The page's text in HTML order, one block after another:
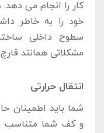
کار را انجام می
خود را به خاطر
سطوح داخلی
مشکلاتی همانند
انتقال حرارتی
شما باید اطمینان
و کف شما متناسب